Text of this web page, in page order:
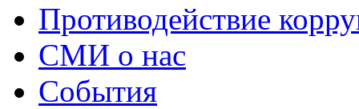
Противодействие
СМИ о нас
События